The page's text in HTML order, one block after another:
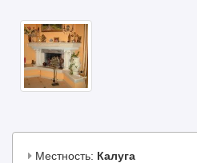
Местность: Калуга